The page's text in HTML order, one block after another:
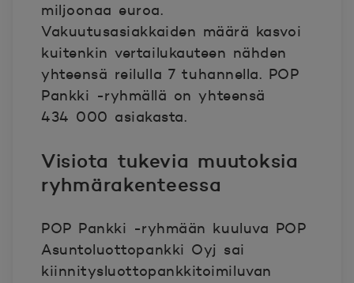
miljoonaa euroa.
Vakuutusasiakkaiden määrä kasvoi
kuitenkin vertailukauteen nähden
yhteensä reilulla 7 tuhannella. POP
Pankki -ryhmällä on yhteensä
434 000 asiakasta.
Visiota tukevia muutoksia
ryhmärakenteessa
POP Pankki -ryhmään kuuluva POP
Asuntoluottopankki Oyj sai
kiinnitysluottopankkitoimiluvan